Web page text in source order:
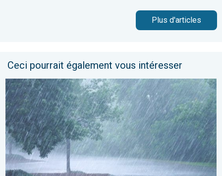
Plus d'articles
Ceci pourrait également vous intéresser
Plusieurs perturbations au programme. Bulletin météo à 5